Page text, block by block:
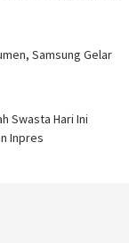
Samsung Gelar
Swasta Hari Ini
Inpres